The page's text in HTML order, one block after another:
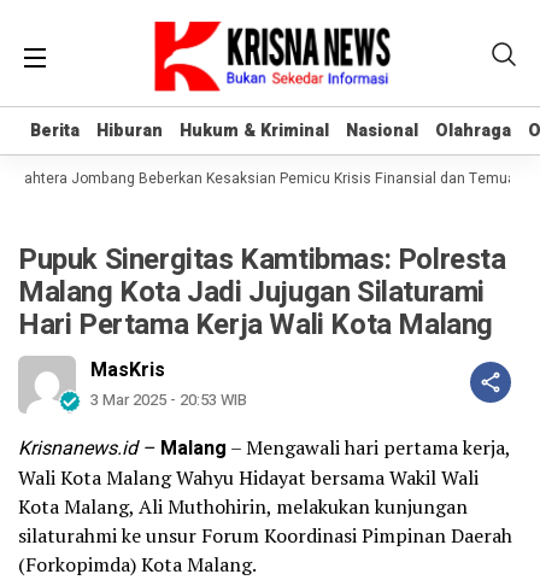
Berita Hiburan Hukum & Kriminal Nasional Olahraga
Berita Hiburan Hukum & Kriminal Nasional Olahraga
Jombang Beberkan Kesaksian Pemicu Krisis Finansial dan Temuan
Pupuk Sinergitas Kamtibmas: Polresta
Malang Kota Jadi Jujugan Silaturami
Hari Pertama Kerja Wali Kota Malang
MasKris
3 Mar 2025 - 20:53 WIB
Krisnanews.id – Malang – Mengawali hari pertama kerja,
Wali Kota Malang Wahyu Hidayat bersama Wakil Wali
Kota Malang, Ali Muthohirin, melakukan kunjungan
silaturahmi ke unsur Forum Koordinasi Pimpinan Daerah
(Forkopimda) Kota Malang.